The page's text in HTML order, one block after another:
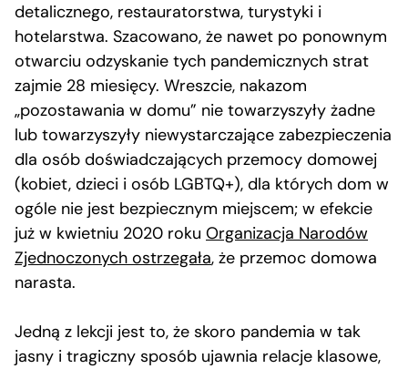
detalicznego, restauratorstwa, turystyki i
hotelarstwa. Szacowano, że nawet po ponownym
otwarciu odzyskanie tych pandemicznych strat
zajmie 28 miesięcy. Wreszcie, nakazom
„pozostawania w domu” nie towarzyszyły żadne
lub towarzyszyły niewystarczające zabezpieczenia
dla osób doświadczających przemocy domowej
(kobiet, dzieci i osób LGBTQ+), dla których dom w
ogóle nie jest bezpiecznym miejscem; w efekcie
już w kwietniu 2020 roku Organizacja Narodów
Zjednoczonych ostrzegała, że przemoc domowa
narasta.
Jedną z lekcji jest to, że skoro pandemia w tak
jasny i tragiczny sposób ujawnia relacje klasowe,